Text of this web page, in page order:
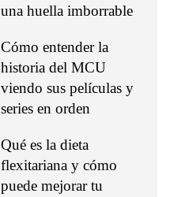
una huella imborrable
Cómo entender la
historia del MCU
viendo sus películas y
series en orden
Qué es la dieta
flexitariana y cómo
puede mejorar tu